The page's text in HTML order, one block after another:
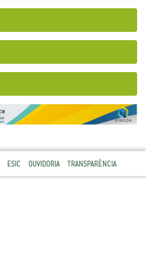
ESIC OUVIDORIA TRANSPARÊNCIA